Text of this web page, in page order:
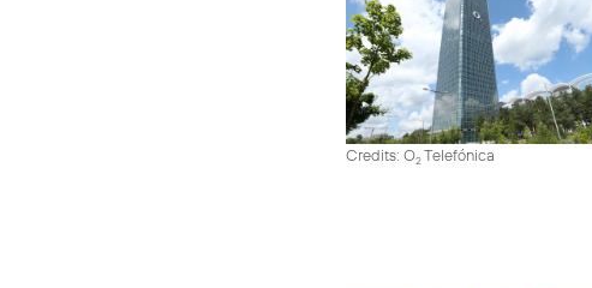
Credits: O2Telefónica